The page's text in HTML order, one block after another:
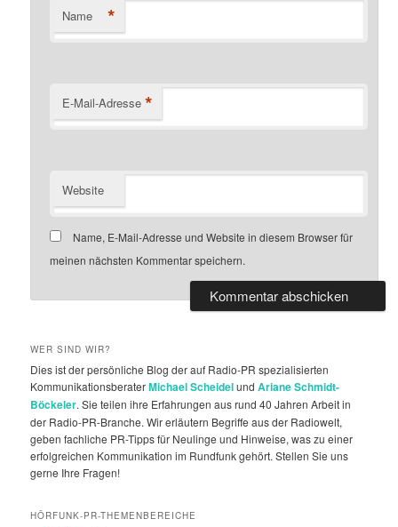
Name *
E-Mail-Adresse *
Website
Name, E-Mail-Adresse und Website in diesem Browser für
meinen nächsten Kommentar speichern.
WER SIND WIR?
Dies ist der persönliche Blog der auf Radio-PR spezialisierten
KommunikationsberaterMichael ScheidelundAriane Schmidt-
Böckeler. Sie teilen ihre Erfahrungen aus rund 40 Jahren Arbeit in
der Radio-PR-Branche. Wir erläutern Begriffe aus der Radiowelt,
geben fachliche PR-Tipps für Neulinge und Hinweise, was zu einer
erfolgreichen Kommunikation im Rundfunk gehört. Stellen Sie uns
gerne Ihre Fragen!
HÖRFUNK-PR-THEMENBEREICHE